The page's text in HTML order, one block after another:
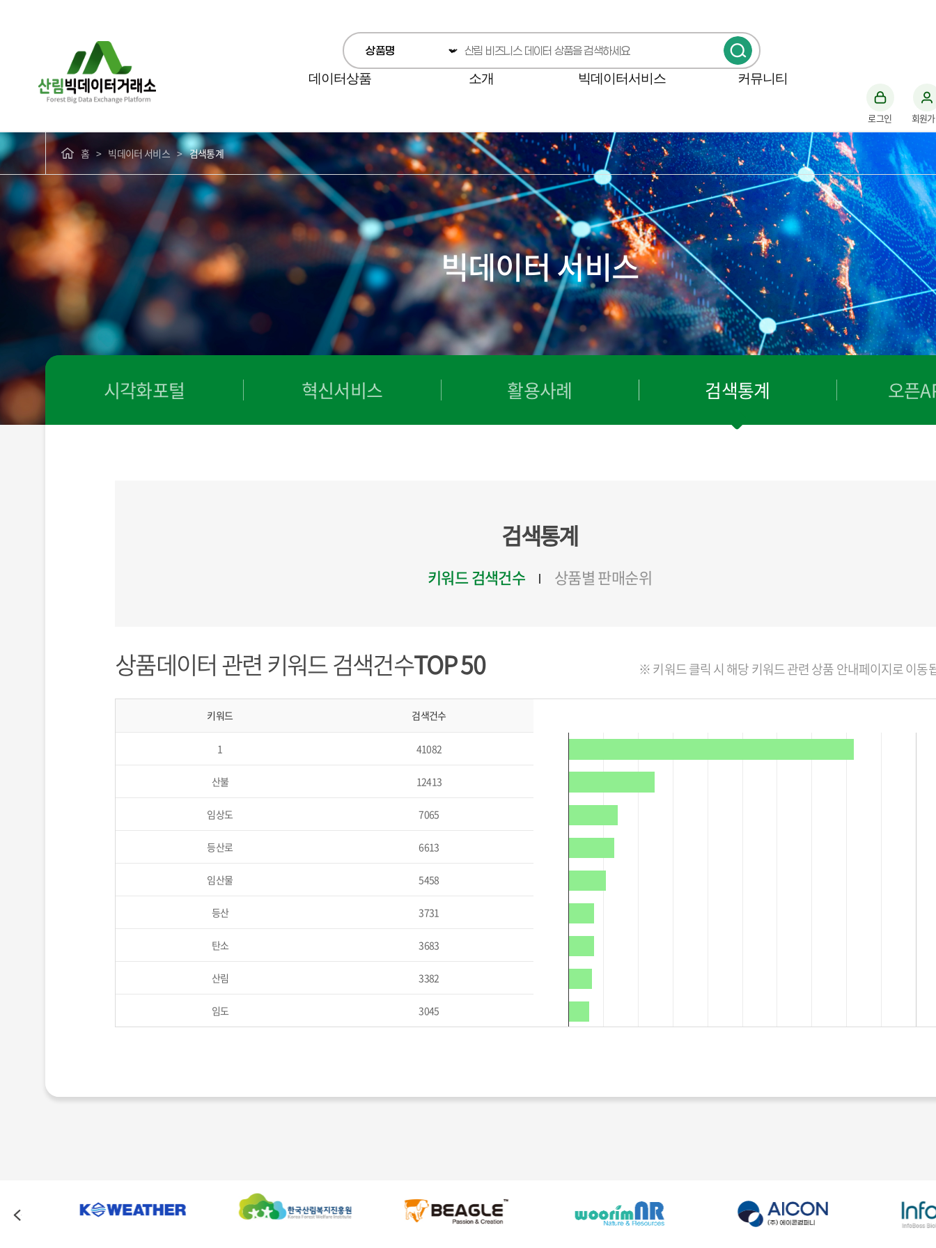
데이터상품 소개 빅데이터서비스 커뮤니티
로그인 회원
빅데이터 서비스
홈 빅데이터 서비스 검색통계
시각화포털 혁신서비스 활용사례 검색통계 오픈
검색통계
키워드 검색건수 상품별 판매순위
상품데이터 관련 키워드 검색건수TOP 50 ※ 키워드 클릭 시 해당 키워드 관련 상품 안내페이지로 이동
키워드 검색건수
1 41082
산불 12413
임상도 7065
등산로 6613
임산물 5458
등산 3731
탄소 3683
산림 3382
임도 3045
2111